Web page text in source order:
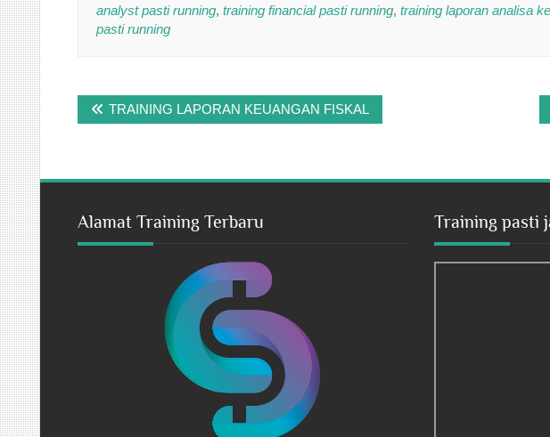
analyst pasti running, training financial pasti running, training laporan analisa
pasti running
Post
navigation
TRAINING LAPORAN KEUANGAN FISKAL
Alamat Training Terbaru Training pasti